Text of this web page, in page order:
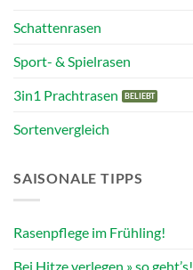
Schattenrasen
Sport- & Spielrasen
3in1 Prachtrasen
Sortenvergleich
SAISONALE TIPPS
Rasenpflege im Frühling!
Bei Hitze verlegen » so geht’s!